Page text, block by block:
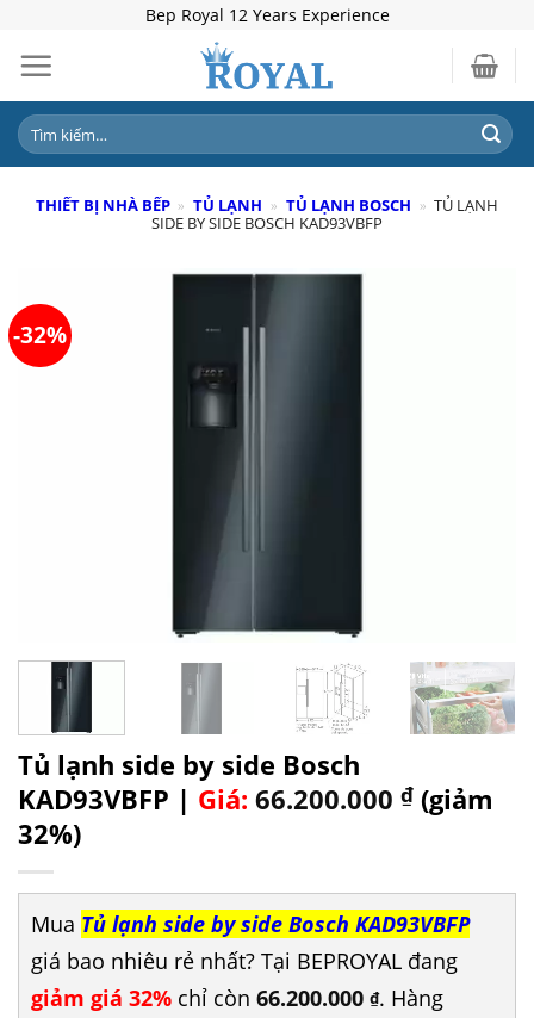
content
Bep Royal 12 Years Experience
Tìm
kiếm:
THIẾT BỊ NHÀ BẾP » TỦ LẠNH » TỦ LẠNH BOSCH » TỦ LẠNH
SIDE BY SIDE BOSCH KAD93VBFP
-32%
Tủ lạnh side by side Bosch
KAD93VBFP | Giá: 66.200.000 ₫ (giảm
32%)
Mua Tủ lạnh side by side Bosch KAD93VBFP
giá bao nhiêu rẻ nhất? Tại BEPROYAL đang
giảm giá 32% chỉ còn 66.200.000 ₫. Hàng